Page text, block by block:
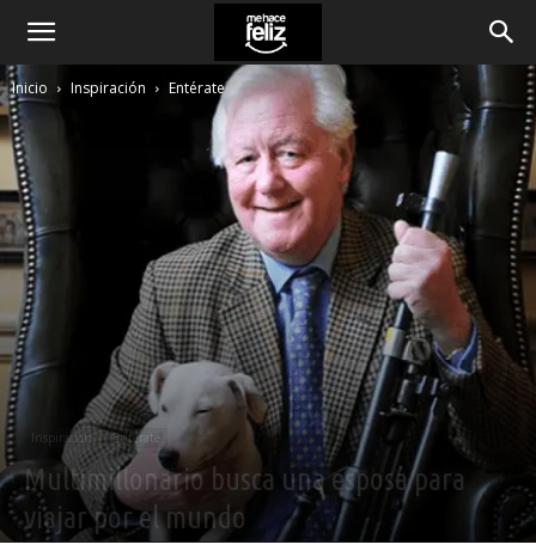
Inicio Inspiración Entérate
Inspiración Entérate
Multimillonario busca una esposa para
viajar por el mundo